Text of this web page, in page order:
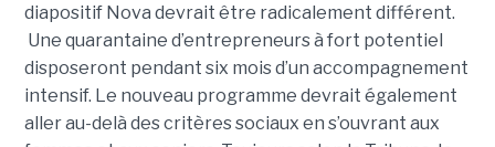
diapositif Nova devrait être radi­ca­le­ment dif­fé­rent.
Une qua­ran­taine d’entre­pre­neurs à fort poten­tiel
disposeront pen­dant six mois d’un accom­pa­gne­ment
inten­sif. Le nouveau pro­gramme devrait également
aller au-delà des critères sociaux en s’ouvrant aux